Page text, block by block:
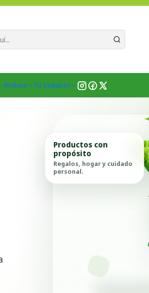
Reduce Tu Impacto
Entrega Retiro Providencia
Productos con
propósito
Regalos, hogar y cuidado
personal.